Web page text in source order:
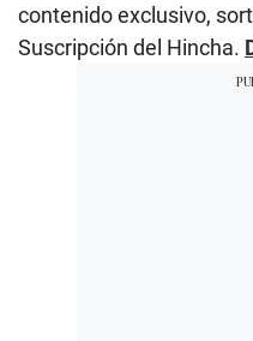
contenido exclusivo,
Suscripción del Hincha.